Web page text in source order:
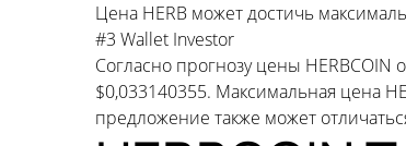
Цена HERB может достичь
#3 Wallet Investor
Согласно прогнозу цены
$0,033140355. Максимальная цена
предложение также может